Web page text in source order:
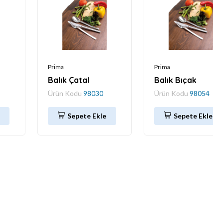
Prima
Balık Çatal
Ürün Kodu 98030
Sepete Ekle
Prima
Balık Bıçak
Ürün Kodu98054
Sepete Ekle